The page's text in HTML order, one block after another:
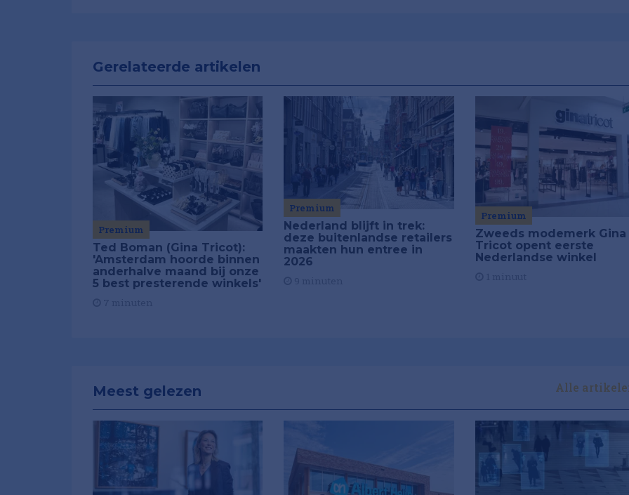
Gerelateerde artikelen
Premium
Ted Boman (Gina Tricot):
'Amsterdam hoorde binnen
anderhalve maand bij onze
5 best presterende winkels'
Premium
Nederland blijft in trek:
deze buitenlandse retailers
maakten hun entree in
2026
Premium
Zweeds modemerk Gina
Tricot opent eerste
Nederlandse winkel
Meest gelezen Alle